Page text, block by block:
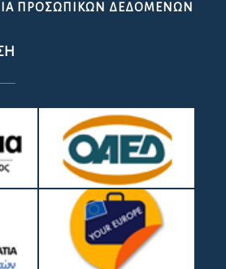
ΠΡΟΣΩΠΙΚΩΝ ΔΕΔΟΜΕΝΩΝ